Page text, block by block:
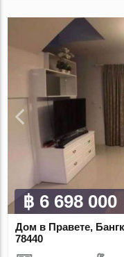
฿ 6 698 000
Дом в Правете,
78440